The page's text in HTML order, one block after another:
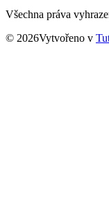
Všechna práva
© 2026Vytvořeno v